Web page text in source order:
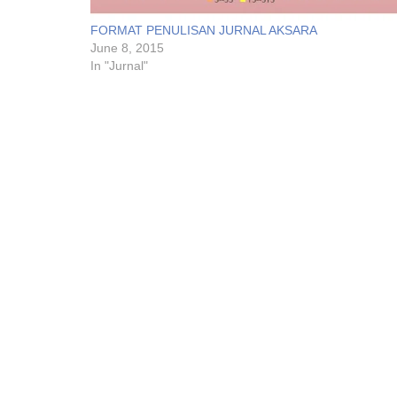
FORMAT PENULISAN JURNAL AKSARA
June 8, 2015
In "Jurnal"